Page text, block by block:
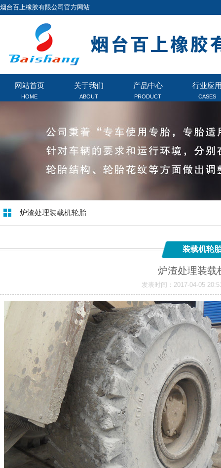
烟台百上橡胶有限公司官方网站
网站首页
HOME
关于我们
ABOUT
产品中心
PRODUCT
行业应
CASES
炉渣处理装载机轮胎
装载机轮
炉渣处理装载
发表时间：2017-04-05